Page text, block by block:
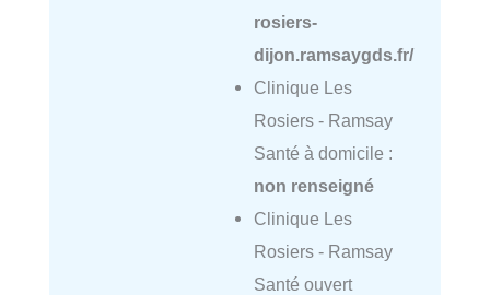
rosiers-
dijon.ramsaygds.fr/
Clinique Les
Rosiers - Ramsay
Santé à domicile :
non renseigné
Clinique Les
Rosiers - Ramsay
Santé ouvert